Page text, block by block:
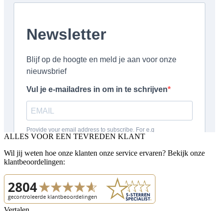
ALLES VOOR EEN TEVREDEN KLANT
Wil jij weten hoe onze klanten onze service ervaren? Bekijk onze
klantbeoordelingen: